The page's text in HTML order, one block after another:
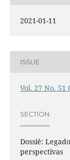
2021-01-11
ISSUE
Vol. 27 No. 51
SECTION
Dossiê:
perspectivas